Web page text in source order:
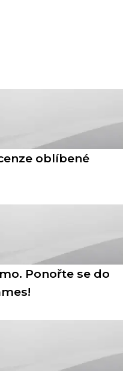
oblíbené
Ponořte se do